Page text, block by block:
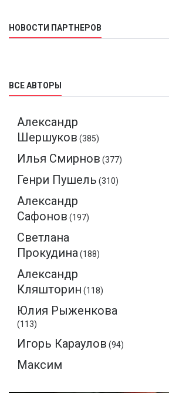
НОВОСТИ ПАРТНЕРОВ
ВСЕ АВТОРЫ
Александр
Шершуков (385)
Илья Смирнов (377)
Генри Пушель (310)
Александр
Сафонов (197)
Светлана
Прокудина (188)
Александр
Кляшторин (118)
Юлия Рыженкова
(113)
Игорь Караулов (94)
Максим